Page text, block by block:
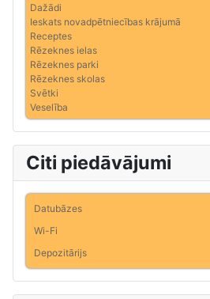
Dažādi
Ieskats novadpētniecības krājumā
Receptes
Rēzeknes ielas
Rēzeknes parki
Rēzeknes skolas
Svētki
Veselība
Citi piedāvājumi
Datubāzes
Wi-Fi
Depozitārijs